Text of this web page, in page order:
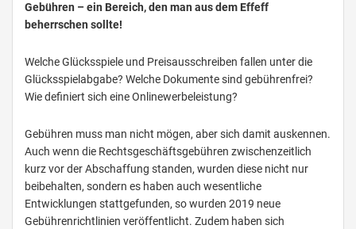
Gebühren – ein Bereich, den man aus dem Effeff
beherrschen sollte!
Welche Glücksspiele und Preisausschreiben fallen unter die
Glücksspielabgabe? Welche Dokumente sind gebührenfrei?
Wie definiert sich eine Onlinewerbeleistung?
Gebühren muss man nicht mögen, aber sich damit auskennen.
Auch wenn die Rechtsgeschäftsgebühren zwischenzeitlich
kurz vor der Abschaffung standen, wurden diese nicht nur
beibehalten, sondern es haben auch wesentliche
Entwicklungen stattgefunden, so wurden 2019 neue
Gebührenrichtlinien veröffentlicht. Zudem haben sich